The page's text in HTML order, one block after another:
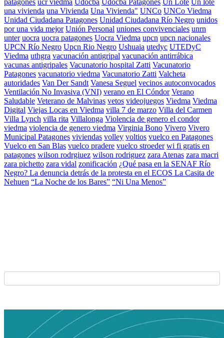
patagones ucr viedma Udocba Udocba Patagones Un Lote Un lote
una vivienda una Vivienda Una Vivienda" UNCo UNCo Viedma
Unidad Ciudadana Patagones Unidad Ciudadana Río Negro unidos
por una vida mejor Unión Personal uniones convivenciales unrn
unter uocra uocra patagones Uocra Viedma upcn upcn nacionales
UPCN Río Negro Upcn Rio Negro Ushuaia utedyc UTEDyC
Viedma uthgra vacunación antigripal vacunación antirrábica
vacunas antigripales Vacunatorio hospital Zatti Vacunatorio
Patagones vacunatorio viedma Vacunatorio Zatti Valcheta
autoridades Van Der Sandt Vanesa Seguel vecinos autoconvocados
Ventilación No Invasiva (VNI) verano en El Cóndor Verano
Saludable Veterano de Malvinas vetos videojuegos Viedma Viedma
Digital Viejas Locas en Viedma villa 7 de marzo Villa del Carmen
Villa Lynch villa rita Villalonga Violencia de genero el condor
viedma violencia de genero viedma Virginia Bono Vivero Vivero
Municipal Patagones viviendas volley voltios vuelco en Patagones
Vuelco en San Blas vuelco pradere vuelco stroeder wi fi gratis en
patagones wilson rodrgiuez wilson rodriguez zara Atenas zara macri
zara pichetto zara vidal zonificación ¿Qué pasa en la SENAF Río
Negro? La denuncia detrás de la protesta en el ECOS La Casita de
Nehuen “La Noche de los Bares” “Ni Una Menos”